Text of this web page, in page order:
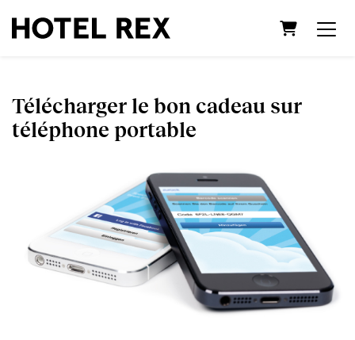
Panier
Télécharger le bon cadeau sur
téléphone portable